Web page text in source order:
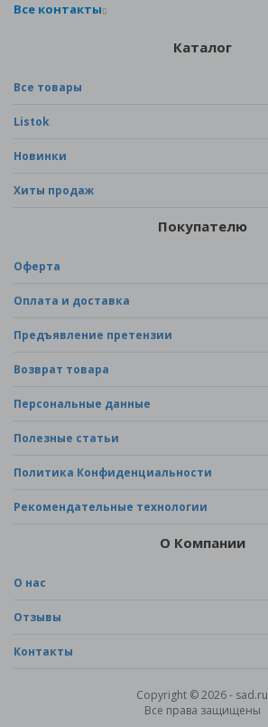
Все контакты
Каталог
Все товары
Listok
Новинки
Хиты продаж
Покупателю
Оферта
Оплата и доставка
Предъявление претензии
Возврат товара
Персональные данные
Полезные статьи
Политика Конфиденциальности
Рекомендательные технологии
О Компании
О нас
Отзывы
Контакты
Copyright © 2026 - sad.ru
Все права защищены